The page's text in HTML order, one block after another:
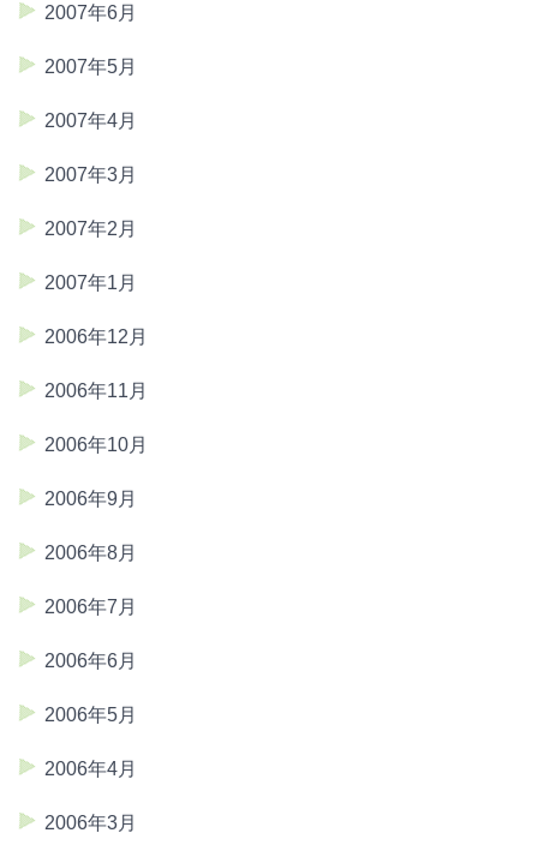
2007年6月
2007年5月
2007年4月
2007年3月
2007年2月
2007年1月
2006年12月
2006年11月
2006年10月
2006年9月
2006年8月
2006年7月
2006年6月
2006年5月
2006年4月
2006年3月